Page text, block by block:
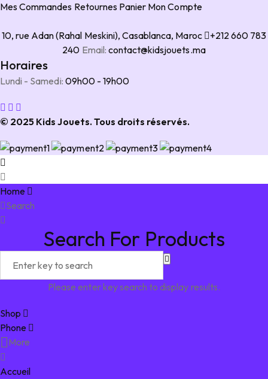
Mes Commandes Retournes Panier Mon Compte
10, rue Adan (Rahal Meskini), Casablanca, Maroc
+212 660 783
240 Email: contact@kidsjouets.ma
Horaires
Lundi - Samedi: 09h00 - 19h00
© 2025 Kids Jouets. Tous droits réservés.
Home
Search
Search For Products
Please enter key search to display results.
Shop
Phone
More
Accueil